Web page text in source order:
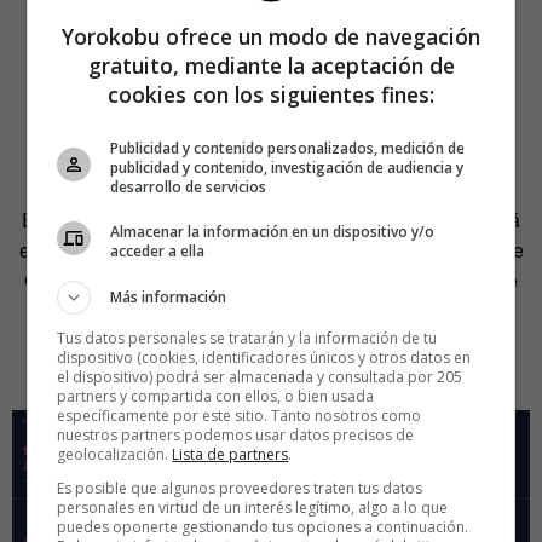
El sarao de presentación deMeet a Designer
se celebrará
en las instalaciones del IED Innovation Lab, en el barrio de
Carabanchel. Dicen los organizadores que la idea es que
todos los asistentes puedan conocerse en un ambiente
relajado y que los organizadores puedan explicar en qué
consiste esta iniciativa.
Yorokobu ofrece un modo de navegación
gratuito, mediante la aceptación de
cookies con los siguientes fines:
Publicidad y contenido personalizados, medición de
publicidad y contenido, investigación de audiencia y
desarrollo de servicios
Almacenar la información en un dispositivo y/o
acceder a ella
Más información
Tus datos personales se tratarán y la información de tu
dispositivo (cookies, identificadores únicos y otros datos en
el dispositivo) podrá ser almacenada y consultada por 205
partners y compartida con ellos, o bien usada
específicamente por este sitio. Tanto nosotros como
nuestros partners podemos usar datos precisos de
geolocalización. Lista de partners.
Es posible que algunos proveedores traten tus datos
personales en virtud de un interés legítimo, algo a lo que
puedes oponerte gestionando tus opciones a continuación.